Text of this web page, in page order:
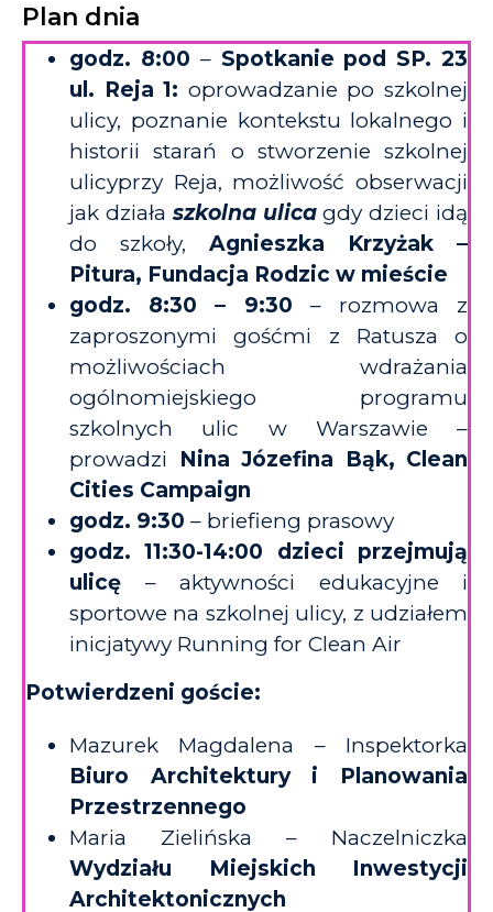
Plan dnia
godz. 8:00 – Spotkanie pod SP. 23
ul. Reja 1: oprowadzanie po szkolnej
ulicy, poznanie kontekstu lokalnego i
historii starań o stworzenie szkolnej
ulicyprzy Reja, możliwość obserwacji
jak działaszkolna ulicagdy dzieci idą
do szkoły, Agnieszka Krzyżak –
Pitura, Fundacja Rodzic w mieście
godz. 8:30 – 9:30 – rozmowa z
zaproszonymi gośćmi z Ratusza o
możliwościach wdrażania
ogólnomiejskiego programu
szkolnych ulic w Warszawie –
prowadzi
Nina Józefina Bąk, Clean
Cities Campaign
godz. 9:30 – briefieng prasowy
godz. 11:30-14:00 dzieci przejmują
ulicę – aktywności edukacyjne i
sportowe na szkolnej ulicy, z udziałem
inicjatywy Running for Clean Air
Potwierdzeni goście:
Mazurek Magdalena – Inspektorka
Biuro Architektury i Planowania
Przestrzennego
Maria Zielińska – Naczelniczka
Wydziału Miejskich Inwestycji
Architektonicznych